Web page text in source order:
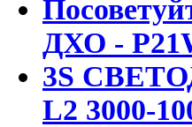
ДХО -
3S
L2 3000-